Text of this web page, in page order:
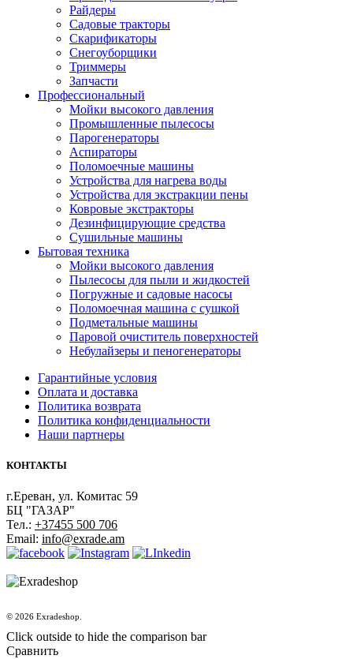
Райдеры
Садовые тракторы
Скарификаторы
Снегоуборщики
Триммеры
Запчасти
Профессиональный
Мойки высокого давления
Промышленные пылесосы
Парогенераторы
Аспираторы
Поломоечные машины
Устройства для нагрева воды
Устройства для экстракции пены
Ковровые экстракторы
Дезинфицирующие средства
Сушильные машины
Бытовая техника
Мойки высокого давления
Пылесосы для пыли и жидкостей
Погружные и садовые насосы
Поломоечная машина с сушкой
Подметальные машины
Паровой очиститель поверхностей
Небулайзеры и пеногенераторы
Гарантийные условия
Оплата и доставка
Политика возврата
Политика конфиденциальности
Наши партнеры
КОНТАКТЫ
г.Ереван, ул. Комитас 59
БЦ "ГАЗАР"
Тел.: +37455 500 706
Email: info@exrade.am
© 2026 Exradeshop.
Click outside to hide the comparison bar
Сравнить